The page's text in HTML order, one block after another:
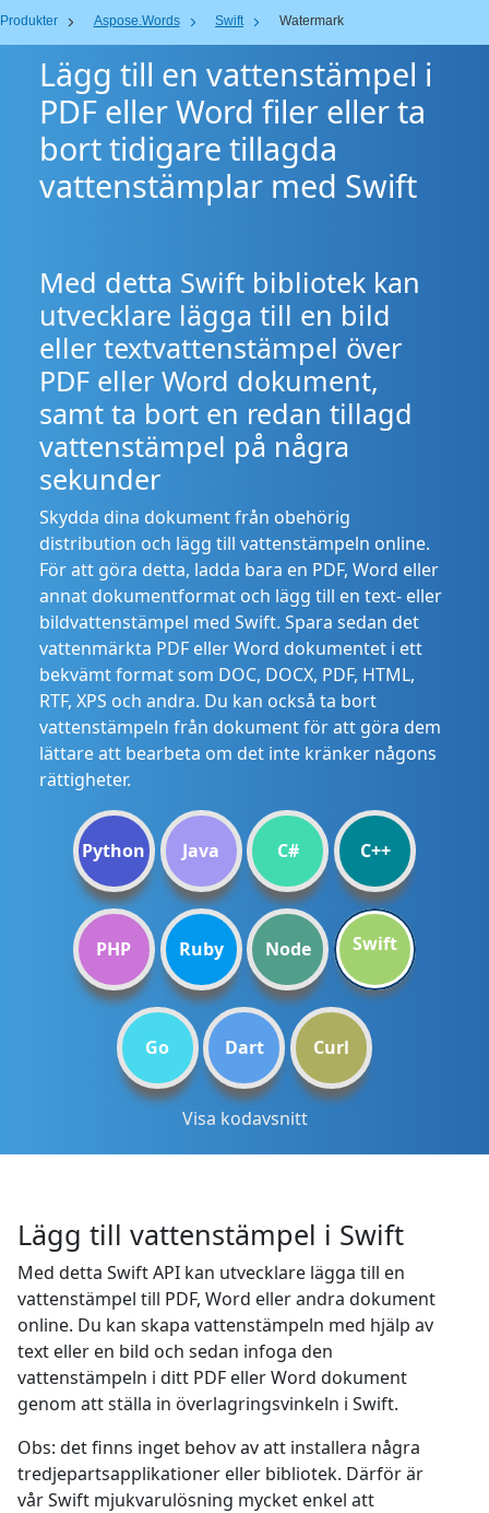
Produkter Aspose.Words Swift Watermark
Lägg till en vattenstämpel i
PDF eller Word filer eller ta
bort tidigare tillagda
vattenstämplar med Swift
Med detta Swift bibliotek kan
utvecklare lägga till en bild
eller textvattenstämpel över
PDF eller Word dokument,
samt ta bort en redan tillagd
vattenstämpel på några
sekunder
Skydda dina dokument från obehörig
distribution och lägg till vattenstämpeln online.
För att göra detta, ladda bara en PDF, Word eller
annat dokumentformat och lägg till en text- eller
bildvattenstämpel med Swift. Spara sedan det
vattenmärkta PDF eller Word dokumentet i ett
bekvämt format som DOC, DOCX, PDF, HTML,
RTF, XPS och andra. Du kan också ta bort
vattenstämpeln från dokument för att göra dem
lättare att bearbeta om det inte kränker någons
rättigheter.
Python Java C# C++
PHP Ruby Node Swift
Go Dart Curl
Visa kodavsnitt
Lägg till vattenstämpel i Swift
Med detta Swift API kan utvecklare lägga till en
vattenstämpel till PDF, Word eller andra dokument
online. Du kan skapa vattenstämpeln med hjälp av
text eller en bild och sedan infoga den
vattenstämpeln i ditt PDF eller Word dokument
genom att ställa in överlagringsvinkeln i Swift.
Obs: det finns inget behov av att installera några
tredjepartsapplikationer eller bibliotek. Därför är
vår Swift mjukvarulösning mycket enkel att